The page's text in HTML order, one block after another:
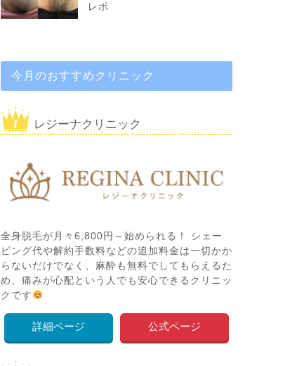
レポ
今月のおすすめクリニック
レジーナクリニック
全身脱毛が月々6,800円～始められる！ シェー
ビング代や解約手数料などの追加料金は一切かか
らないだけでなく、麻酔も無料でしてもらえるた
め、痛みが心配という人でも安心できるクリニッ
クです
詳細ページ 公式ページ